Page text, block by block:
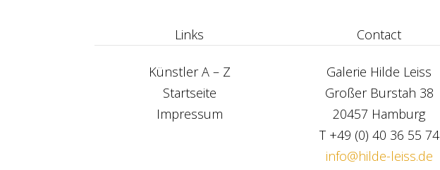
Links
Künstler A – Z
Startseite
Impressum
Contact
Galerie Hilde Leiss
Großer Burstah 38
20457 Hamburg
T +49 (0) 40 36 55 74
info@hilde-leiss.de